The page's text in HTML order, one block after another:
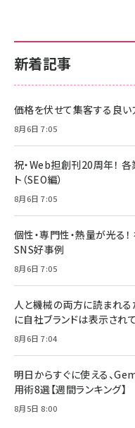
新着記事
価格を伏せて集客する良い
8月6日 7:05
祝・Web担創刊20周年！
ト（SEO編）
8月6日 7:05
個性・専門性・熱量が光る
SNS好事例
8月6日 7:05
人と機械の両方に読まれる
に自社ブランドは表示され
8月6日 7:04
明日からすぐに使える、
用術8選【週間ランキング】
8月5日 8:00